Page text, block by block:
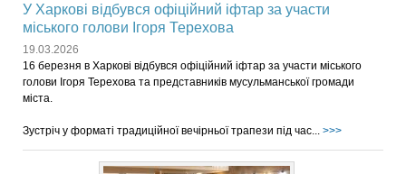
У Харкові відбувся офіційний іфтар за участи
міського голови Ігоря Терехова
19.03.2026
16 березня в Харкові відбувся офіційний іфтар за участи міського
голови Ігоря Терехова та представників мусульманської громади
міста.
Зустріч у форматі традиційної вечірньої трапези під час... >>>